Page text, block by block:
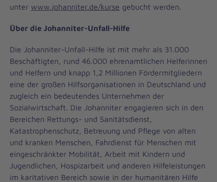
unter www.johanniter.de/kurse gebucht werden.
Über die Johanniter-Unfall-Hilfe
Die Johanniter-Unfall-Hilfe ist mit mehr als 31.000
Beschäftigten, rund 46.000 ehrenamtlichen Helferinnen
und Helfern und knapp 1,2 Millionen Fördermitgliedern
eine der großen Hilfsorganisationen in Deutschland und
zugleich ein bedeutendes Unternehmen der
Sozialwirtschaft. Die Johanniter engagieren sich in den
Bereichen Rettungs- und Sanitätsdienst,
Katastrophenschutz, Betreuung und Pflege von alten
und kranken Menschen, Fahrdienst für Menschen mit
eingeschränkter Mobilität, Arbeit mit Kindern und
Jugendlichen, Hospizarbeit und anderen Hilfeleistungen
im karitativen Bereich sowie in der humanitären Hilfe